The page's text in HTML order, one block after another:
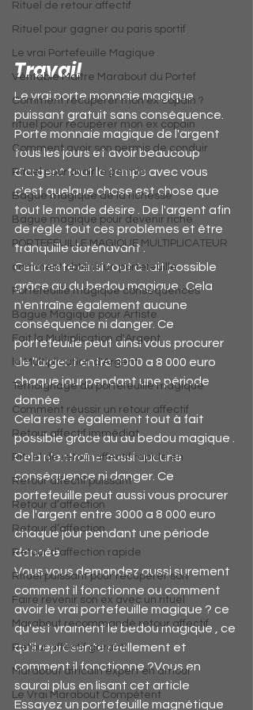
Rituel de retour affectif
Rituel pour gagner au paris sportif
Le vrai Portefeuille Magique
Véritable Maître Marabout du Portef
Comment récupérer mon ex copain ?
rituel pour récupérer mon ex copain
Comment avoir son permis de conduir
Rituel pour avoir le permis
Bague magique de la richesse
Bague magique pour devenir riche
PORTEFEUILLE MAGIQUE MULTIPLICATEUR
comment obtenir un portefeuille
Portefeuille magique conséquences
Bague Magique pour Artiste
Fait la Multiplication d'Argent
la Multiplication d'Argent
Témoignage du portefeuille magique
Comment réussir un retour affectif
Retour affectif immédiat
Rituel de retour affectif rapide en
Retour affectif puissant
Retour d’affection
Retour d’affection
Retour d’affection rapide
Rituel puissant pour récupérer son
Faire revenir son ex avec un rituel
Marabout recommandé retour affectif
Retour affectif garanti
Marabout africain expert en amour
Le Vrai Marabout Compétent
Travail
Le vrai porte monnaie magique
puissant gratuit sans conséquence.
Porte monnaie magique de l'argent
tous les jours et avoir beaucoup
d'argent tout le temps avec vous
c'est quelque chose est chose que
tout le monde désire . De l'argent afin
de réglé tout ces problèmes et être
tranquille dorénavant .
Cela reste ainsi tout à fait possible
grâce au du bedou magique . Cela
n'entraîne également aucune
conséquence ni danger. Ce
portefeuille peut ainsi vous procurer
de l'argent entre 3000 a 8 000 euro
chaque jour pendant une période
donnée
Cela reste également tout à fait
possible grâce au du bedou magique .
Cela n'entraîne aussi aucune
conséquence ni danger. Ce
portefeuille peut aussi vous procurer
de l'argent entre 3000 a 8 000 euro
chaque jour pendant une période
donnée
Vous vous demandez aussi surement
comment il fonctionne ou comment
avoir le vrai portefeuille magique ? ce
qu'est vraiment le bedou magique , ce
qu'il représente réellement et
comment il fonctionne ?Vous en
saurai plus en lisant cet article
Essayez un portefeuille magnétique